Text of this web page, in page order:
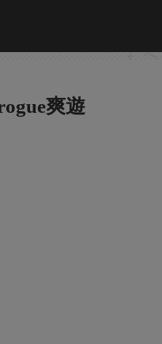
爽遊